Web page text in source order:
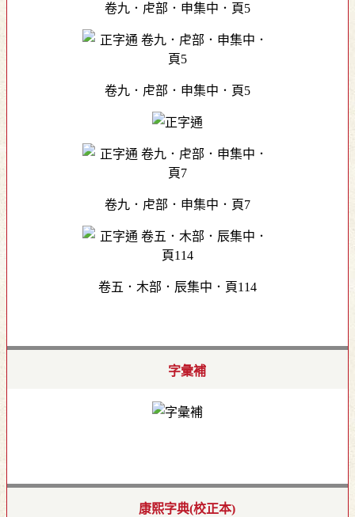
卷九．虍部．申集中．頁5
卷九．虍部．申集中．頁5
卷九．虍部．申集中．頁7
卷五．木部．辰集中．頁114
字彙補
康熙字典(校正本)